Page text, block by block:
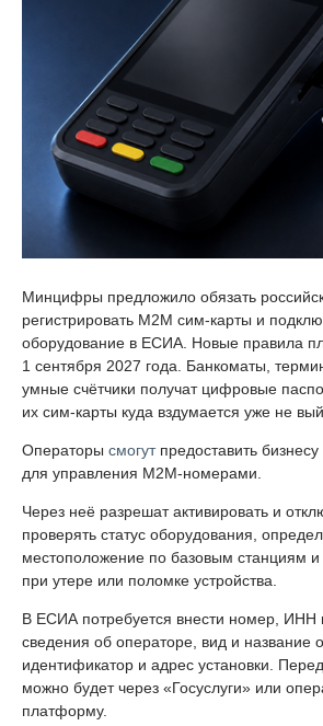
Минцифры предложило обязать
регистрировать M2M сим-карты и
оборудование в ЕСИА. Новые правила
1 сентября 2027 года. Банкоматы,
умные счётчики получат цифровые
их сим-карты куда вздумается уже не
Операторы смогутпредоставить
для управления M2M-номерами.
Через неё разрешат активировать и
проверять статус оборудования,
местоположение по базовым станциям и
при утере или поломке устройства.
В ЕСИА потребуется внести номер, ИНН
сведения об операторе, вид и название
идентификатор и адрес установки.
можно будет через «Госуслуги» или
платформу.